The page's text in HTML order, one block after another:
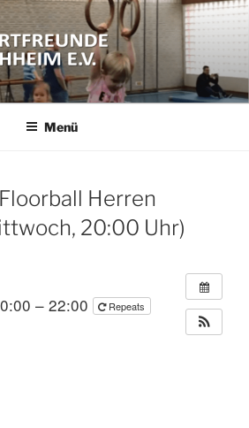
PUCHHEIM
in der Stadt Puchheim im Landkreis
Menü
Herren
20:00 Uhr)
– 22:00 Repeats